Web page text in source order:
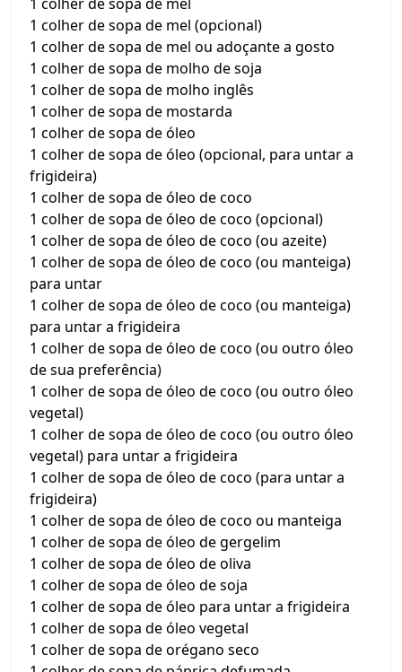
1 colher de sopa de mel (opcional)
1 colher de sopa de mel ou adoçante a gosto
1 colher de sopa de molho de soja
1 colher de sopa de molho inglês
1 colher de sopa de mostarda
1 colher de sopa de óleo
1 colher de sopa de óleo (opcional, para untar a
frigideira)
1 colher de sopa de óleo de coco
1 colher de sopa de óleo de coco (opcional)
1 colher de sopa de óleo de coco (ou azeite)
1 colher de sopa de óleo de coco (ou manteiga)
para untar
1 colher de sopa de óleo de coco (ou manteiga)
para untar a frigideira
1 colher de sopa de óleo de coco (ou outro óleo
de sua preferência)
1 colher de sopa de óleo de coco (ou outro óleo
vegetal)
1 colher de sopa de óleo de coco (ou outro óleo
vegetal) para untar a frigideira
1 colher de sopa de óleo de coco (para untar a
frigideira)
1 colher de sopa de óleo de coco ou manteiga
1 colher de sopa de óleo de gergelim
1 colher de sopa de óleo de oliva
1 colher de sopa de óleo de soja
1 colher de sopa de óleo para untar a frigideira
1 colher de sopa de óleo vegetal
1 colher de sopa de orégano seco